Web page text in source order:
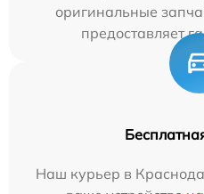
оригинальные
предоставляет
Наш курьер в